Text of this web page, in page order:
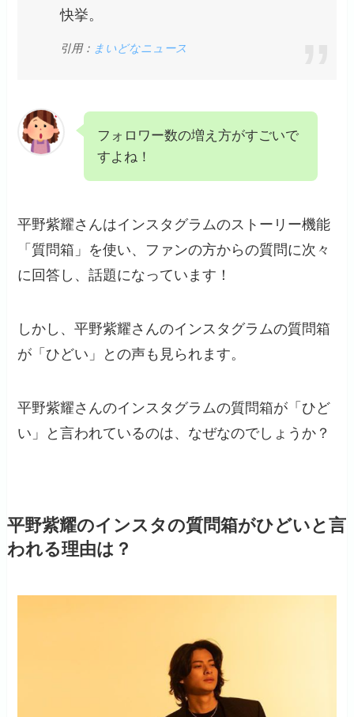
快挙。
引用： まいどなニュース
フォロワー数の増え方がすごいで
すよね！
平野紫耀さんはインスタグラムのストーリー機能
「質問箱」を使い、ファンの方からの質問に次々
に回答し、話題になっています！
しかし、平野紫耀さんのインスタグラムの質問箱
が「ひどい」との声も見られます。
平野紫耀さんのインスタグラムの質問箱が「ひど
い」と言われているのは、なぜなのでしょうか？
平野紫耀のインスタの質問箱がひどいと言
われる理由は？